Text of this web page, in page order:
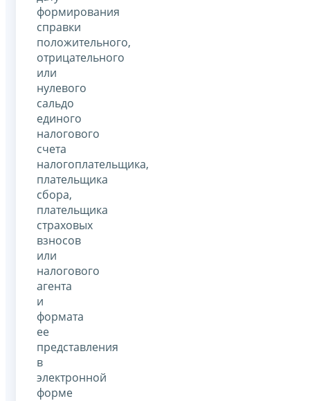
формирования
справки
положительного,
отрицательного
или
нулевого
сальдо
единого
налогового
счета
налогоплательщика,
плательщика
сбора,
плательщика
страховых
взносов
или
налогового
агента
и
формата
ее
представления
в
электронной
форме